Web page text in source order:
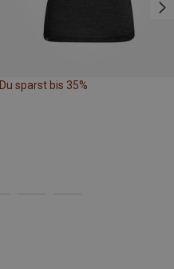
Du sparst bis 35%